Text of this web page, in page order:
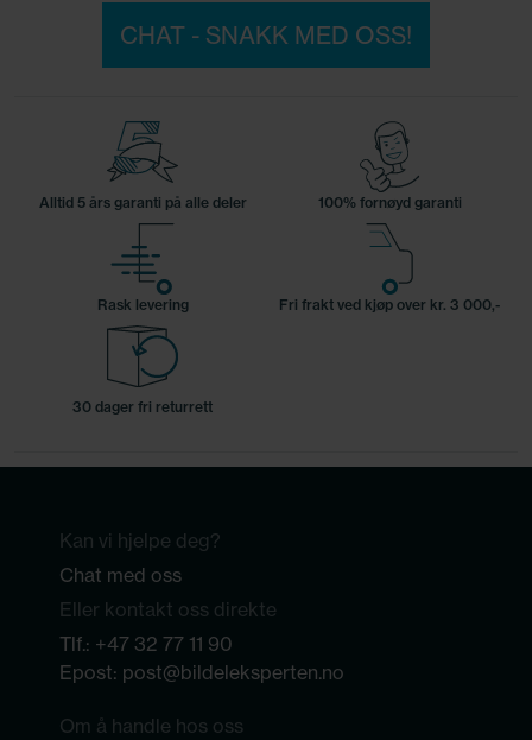
CHAT - SNAKK MED OSS!
Alltid 5 års garanti på alle deler 100% fornøyd garanti
Rask levering Fri frakt ved kjøp over kr. 3 000,-
30 dager fri returrett
Kan vi hjelpe deg?
Chat med oss
Eller kontakt oss direkte
Tlf.: +47 32 77 11 90
Epost: post@bildeleksperten.no
Om å handle hos oss